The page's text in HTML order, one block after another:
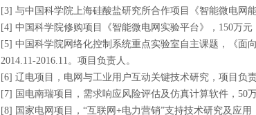
[3] 与中国科学院上海硅酸盐研究所合作项目《智能微电网
[4] 中国科学院修购项目《智能微电网实验平台》，150万元
[5] 中国科学院网络化控制系统重点实验室自主课题，《面
2014.11-2016.11。项目负责人。
[6] 辽电项目，电网与工业用户互动关键技术研究，项目负
[7] 国电南瑞项目，需求响应风险评估及仿真计算软件，50万
[8] 国家电网项目，“互联网+电力营销”支持技术研究及应用